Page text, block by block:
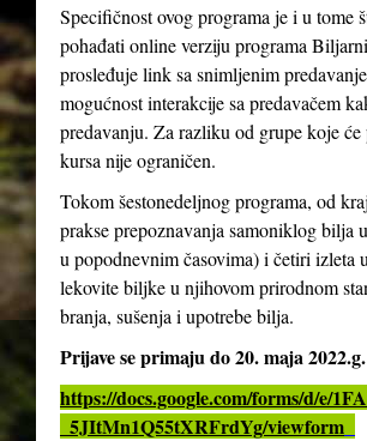
Specifičnost ovog programa je i u
pohađati online verziju programa
prosleđuje link sa snimljenim
mogućnost interakcije sa predavačem
predavanju. Za razliku od grupe koje
kursa nije ograničen.
Tokom šestonedeljnog programa, od
prakse prepoznavanja samoniklog bilja
u popodnevnim časovima) i četiri
lekovite biljke u njihovom prirodnom
branja, sušenja i upotrebe bilja.
Prijave se primaju do 20. maja
https://docs.google.com/forms/d/e/
_5JItMn1Q55tXRFrdYg/viewform